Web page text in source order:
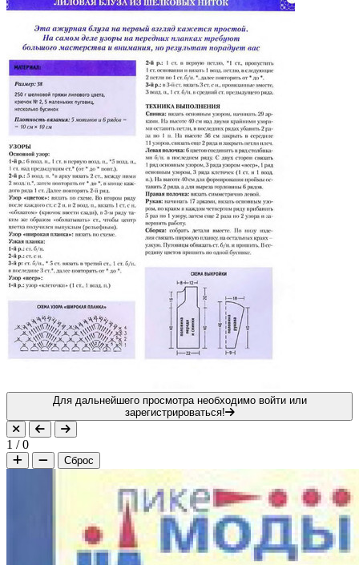
Для дальнейшего просмотра необходимо войти или
зарегистрироваться!
1 /0
Сброс